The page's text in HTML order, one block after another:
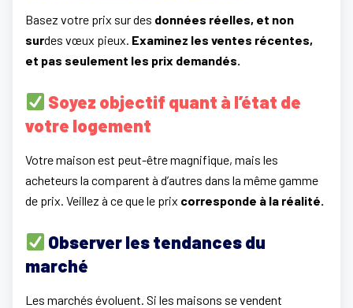
Basez votre prix sur des données réelles, et non
surdes vœux pieux. Examinez les ventes récentes,
et pas seulement les prix demandés.
Soyez objectif quant à l’état de
votre logement
Votre maison est peut-être magnifique, mais les
acheteurs la comparent à d’autres dans la même gamme
de prix. Veillez à ce que le prix corresponde à la réalité.
Observer les tendances du
marché
Les marchés évoluent. Si les maisons se vendent